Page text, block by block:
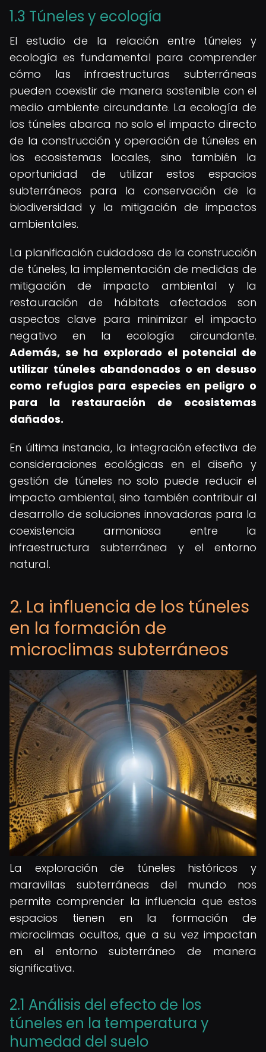
1.3 Túneles y ecología
El estudio de la relación entre túneles y
ecología es fundamental para comprender
cómo las infraestructuras subterráneas
pueden coexistir de manera sostenible con el
medio ambiente circundante. La ecología de
los túneles abarca no solo el impacto directo
de la construcción y operación de túneles en
los ecosistemas locales, sino también la
oportunidad de utilizar estos espacios
subterráneos para la conservación de la
biodiversidad y la mitigación de impactos
ambientales.
La planificación cuidadosa de la construcción
de túneles, la implementación de medidas de
mitigación de impacto ambiental y la
restauración de hábitats afectados son
aspectos clave para minimizar el impacto
negativo en la ecología circundante.
Además, se ha explorado el potencial de
utilizar túneles abandonados o en desuso
como refugios para especies en peligro o
para la restauración de ecosistemas
dañados.
En última instancia, la integración efectiva de
consideraciones ecológicas en el diseño y
gestión de túneles no solo puede reducir el
impacto ambiental, sino también contribuir al
desarrollo de soluciones innovadoras para la
coexistencia armoniosa entre la
infraestructura subterránea y el entorno
natural.
2. La influencia de los túneles
en la formación de
microclimas subterráneos
La exploración de túneles históricos y
maravillas subterráneas del mundo nos
permite comprender la influencia que estos
espacios tienen en la formación de
microclimas ocultos, que a su vez impactan
en el entorno subterráneo de manera
significativa.
2.1 Análisis del efecto de los
túneles en la temperatura y
humedad del suelo